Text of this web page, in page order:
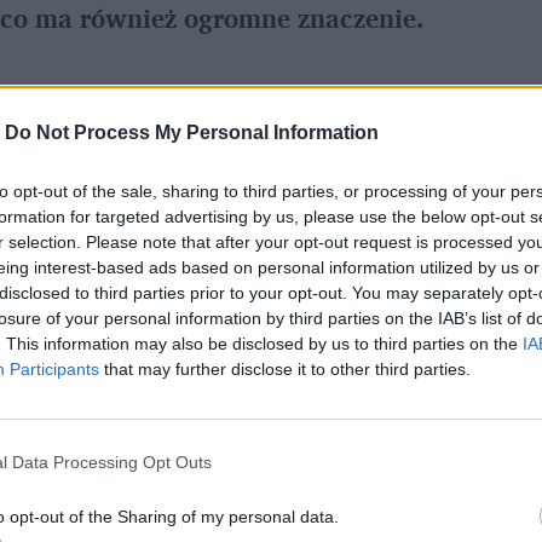
Do Not Process My Personal Information
opt-out of the sale, sharing to third parties, or processing of your
for targeted advertising by us, please use the below opt-out
selection. Please note that after your opt-out request is processed
interest-based ads based on personal information utilized by us
to third parties prior to your opt-out. You may separately
of your personal information by third parties on the IAB’s list of
This information may also be disclosed by us to third parties on the
Participants that may further disclose it to other third parties.
Data Processing Opt Outs
opt-out of the Sharing of my personal data.
ma również ogromne znaczenie.
medium w Google
większości z nas. Wydaje się to
braku aktywności fizycznej,
diecie.